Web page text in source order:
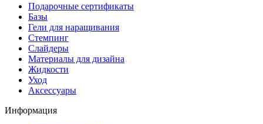
Подарочные сертификаты
Базы
Гели для наращивания
Стемпинг
Слайдеры
Материалы для дизайна
Жидкости
Уход
Аксессуары
Информация